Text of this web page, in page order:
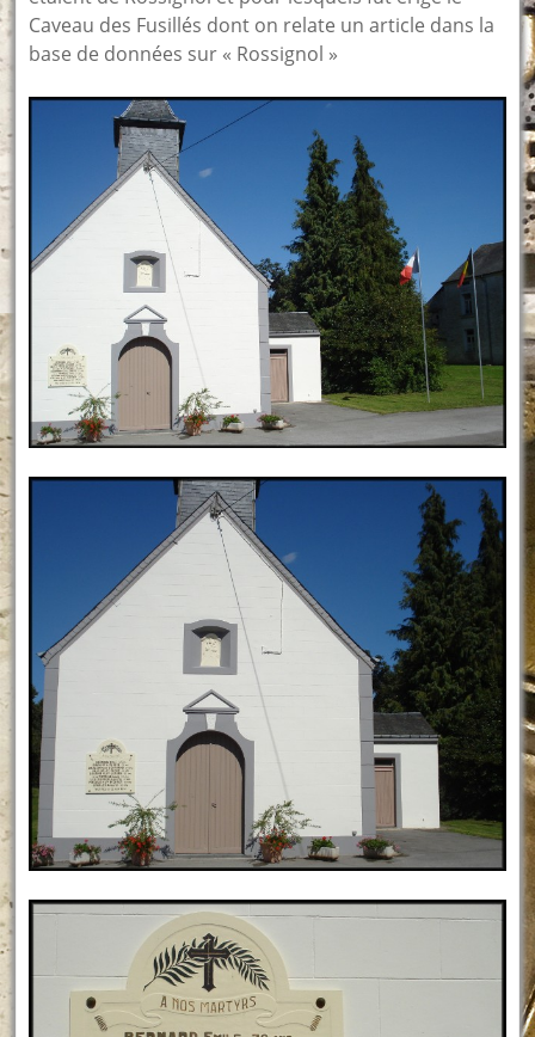
Caveau des Fusillés dont on relate un article dans la
base de données sur « Rossignol »